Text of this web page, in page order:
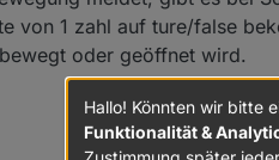
von 1 zahl auf ture/false
oder geöffnet wird.
Hallo! Könnten wir bitte
Funktionalität &